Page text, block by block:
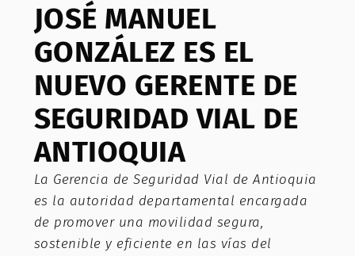
JOSÉ MANUEL
GONZÁLEZ ES EL
NUEVO GERENTE DE
SEGURIDAD VIAL DE
ANTIOQUIA
La Gerencia de Seguridad Vial de Antioquia
es la autoridad departamental encargada
de promover una movilidad segura,
sostenible y eficiente en las vías del